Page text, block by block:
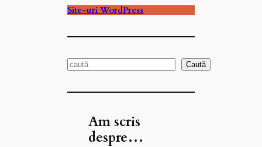
Site-uri WordPress
S
a
Caută
Am scris
despre…